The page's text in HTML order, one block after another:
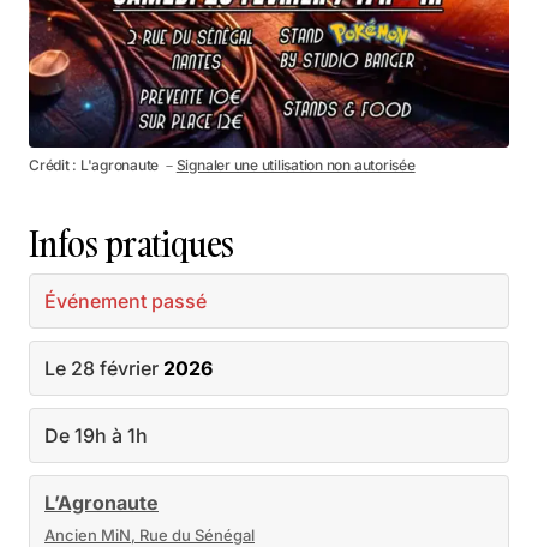
Crédit : L'agronaute － Signaler une utilisation non autorisée
Infos pratiques
Événement passé
Le 28 février 2026
De 19h à 1h
L’Agronaute
Ancien MiN, Rue du Sénégal